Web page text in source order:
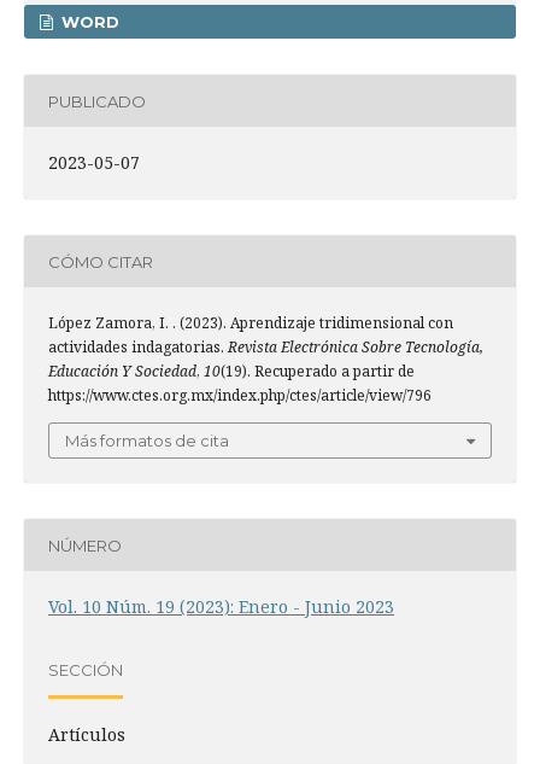
WORD
PUBLICADO
2023-05-07
CÓMO CITAR
López Zamora, I. . (2023). Aprendizaje tridimensional con
actividades indagatorias.Revista Electrónica Sobre Tecnología,
Educación Y Sociedad, 10(19). Recuperado a partir de
https://www.ctes.org.mx/index.php/ctes/article/view/796
Más formatos de cita
NÚMERO
Vol. 10 Núm. 19 (2023): Enero - Junio 2023
SECCIÓN
Artículos